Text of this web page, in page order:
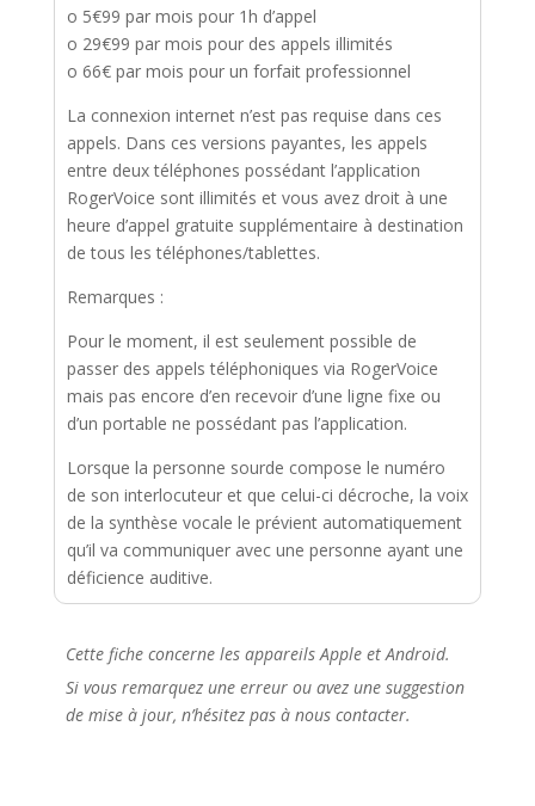
o 5€99 par mois pour 1h d’appel
o 29€99 par mois pour des appels illimités
o 66€ par mois pour un forfait professionnel
La connexion internet n’est pas requise dans ces
appels. Dans ces versions payantes, les appels
entre deux téléphones possédant l’application
RogerVoice sont illimités et vous avez droit à une
heure d’appel gratuite supplémentaire à destination
de tous les téléphones/tablettes.
Remarques :
Pour le moment, il est seulement possible de
passer des appels téléphoniques via RogerVoice
mais pas encore d’en recevoir d’une ligne fixe ou
d’un portable ne possédant pas l’application.
Lorsque la personne sourde compose le numéro
de son interlocuteur et que celui-ci décroche, la voix
de la synthèse vocale le prévient automatiquement
qu’il va communiquer avec une personne ayant une
déficience auditive.
Cette fiche concerne les appareils Apple et Android.
Si vous remarquez une erreur ou avez une suggestion
de mise à jour, n’hésitez pas à nous contacter.